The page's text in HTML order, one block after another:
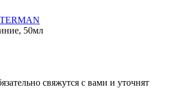
50мл
свяжутся с вами и уточнят